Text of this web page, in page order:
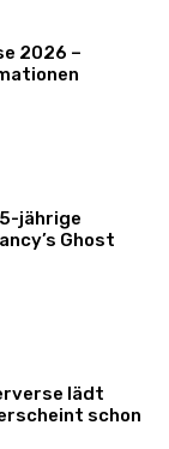
2026 –
jährige
Ghost
lädt
schon